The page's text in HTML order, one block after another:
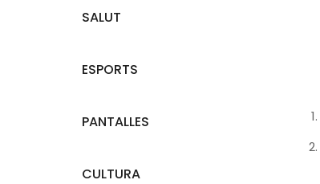
SALUT
ESPORTS
PANTALLES
CULTURA